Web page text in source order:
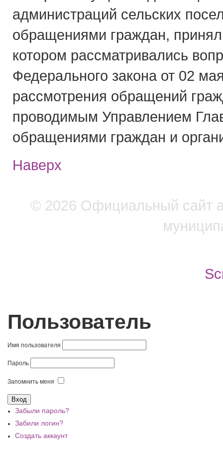
администраций сельских
обращениями граждан,
котором рассматривались
Федерального закона от 02
рассмотрения обращений
проводимым Управлением
обращениями граждан и
Наверх
© 2026 Официальный сайт
Пользователь
Имя пользователя
Пароль
Запомнить меня
Забыли пароль?
Забили логин?
Создать аккаунт